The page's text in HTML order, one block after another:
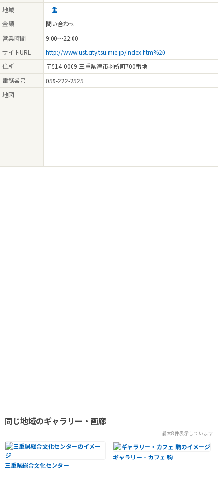
地域
三重
金額
問い合わせ
営業時間
9:00～22:00
サイトURL
http://www.ust.city.tsu.mie.jp/index.htm%20
住所
〒514-0009 三重県津市羽所町700番地
電話番号
059-222-2525
地図
同じ地域のギャラリー・画廊
最大8件表示しています
三重県総合文化センター
ギャラリー・カフェ 駒